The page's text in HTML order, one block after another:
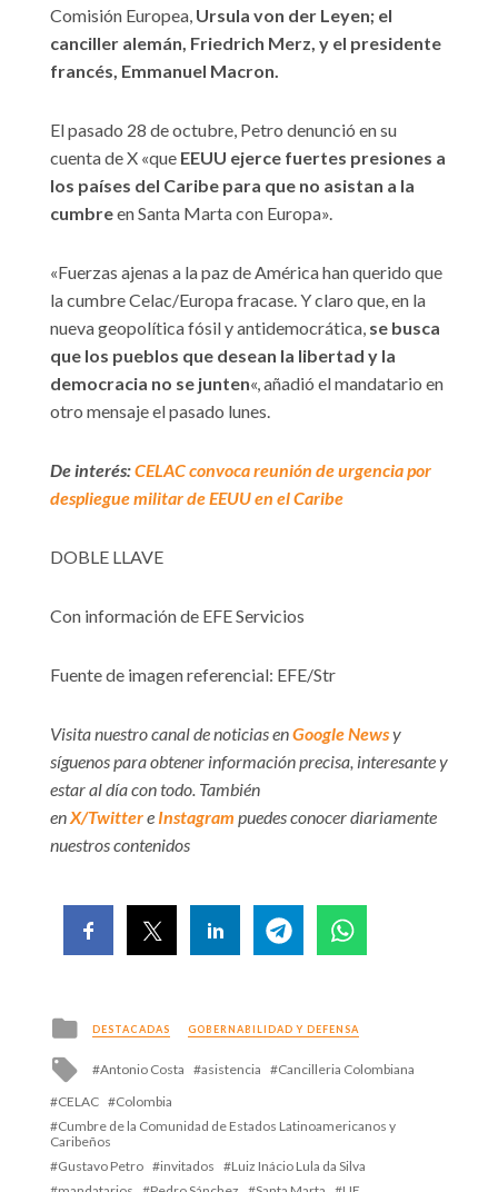
Comisión Europea, Ursula von der Leyen; el
canciller alemán, Friedrich Merz, y el presidente
francés, Emmanuel Macron.
El pasado 28 de octubre, Petro denunció en su
cuenta de X «que EEUU ejerce fuertes presiones a
los países del Caribe para que no asistan a la
cumbreen Santa Marta con Europa».
«Fuerzas ajenas a la paz de América han querido que
la cumbre Celac/Europa fracase. Y claro que, en la
nueva geopolítica fósil y antidemocrática, se busca
que los pueblos que desean la libertad y la
democracia no se junten«, añadió el mandatario en
otro mensaje el pasado lunes.
De interés:CELAC convoca reunión de urgencia por
despliegue militar de EEUU en el Caribe
DOBLE LLAVE
Con información de EFE Servicios
Fuente de imagen referencial: EFE/Str
Visita nuestro canal de noticias enGoogle Newsy
síguenos para obtener información precisa, interesante y
estar al día con todo. También
enX/Twittere Instagram puedes conocer diariamente
nuestros contenidos
Posted
in
DESTACADAS GOBERNABILIDAD Y DEFENSA
Tagged
Antonio Costa asistencia
Cancilleria Colombiana
CELAC
Colombia
Cumbre de la Comunidad de Estados Latinoamericanos y
Caribeños
Gustavo Petro
invitados
Luiz Inácio Lula da Silva